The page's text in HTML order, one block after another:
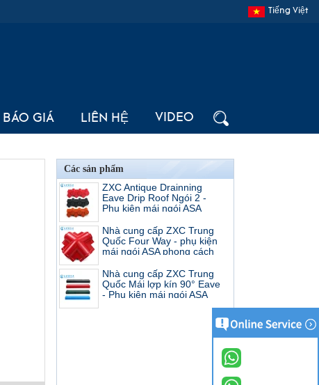
Tiếng Việt
BÁO GIÁ LIÊN HỆ VIDEO
Các sản phẩm
ZXC Antique Drainning
Eave Drip Roof Ngói 2 -
Phụ kiện mái ngói ASA
Nhà cung cấp ZXC Trung
Quốc Four Way - phụ kiện
mái ngói ASA phong cách
Nhà cung cấp ZXC Trung
Quốc Mái lợp kín 90° Eave
- Phụ kiện mái ngói ASA